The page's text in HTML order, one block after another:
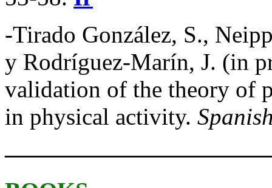
-Tirado González, S.,
y Rodríguez-Marín, J. (in
validation of the theory of
in physical activity.